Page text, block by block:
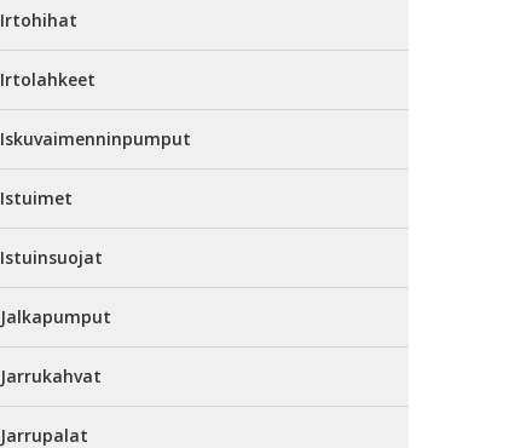
Irtohihat
Irtolahkeet
Iskuvaimenninpumput
Istuimet
Istuinsuojat
Jalkapumput
Jarrukahvat
Jarrupalat